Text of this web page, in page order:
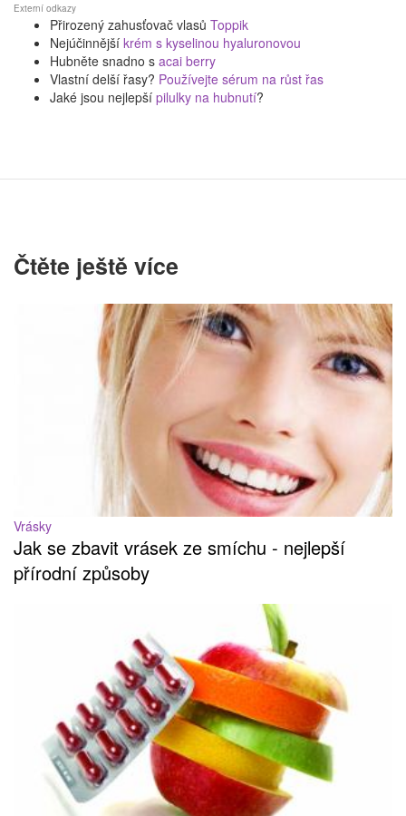
Externí odkazy
Přirozený zahusťovač vlasů Toppik
Nejúčinnější krém s kyselinou hyaluronovou
Hubněte snadno s acai berry
Vlastní delší řasy? Používejte sérum na růst řas
Jaké jsou nejlepší pilulky na hubnutí?
Čtěte ještě více
Vrásky
Jak se zbavit vrásek ze smíchu - nejlepší
přírodní způsoby